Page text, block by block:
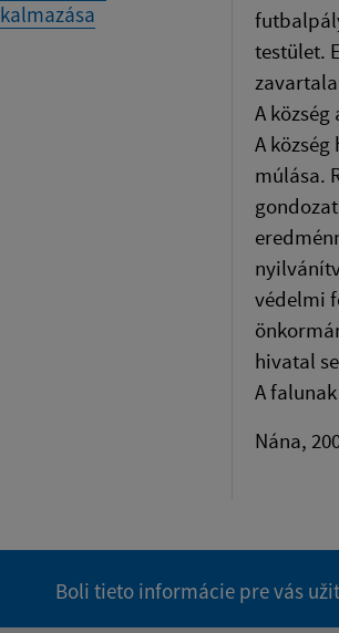
testület.
A
A
múlása.
védelmi
hivatal
A
Nána,
Boli tieto informácie pre vás